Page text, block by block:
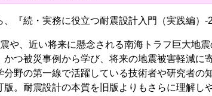
『続・実務に役立つ耐震設計入門（実践編）-
や、近い将来に懸念される南海トラフ巨大地
つ被災事例から学び、将来の地震被害軽減に
野の第一線で活躍している技術者や研究者の
版。耐震設計の本質を旧版よりもさらに理解し